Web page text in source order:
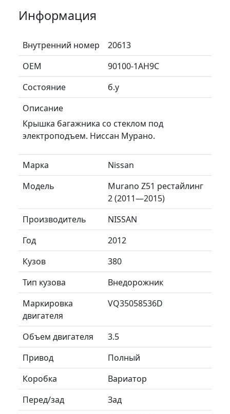
Информация
Внутренний номер
20613
ОЕМ
90100-1AH9C
Состояние
б.у
Описание
Крышка багажника со стеклом под
электроподъем. Ниссан Мурано.
Марка
Nissan
Модель
Murano Z51 рестайлинг
2 (2011—2015)
Производитель
NISSAN
Год
2012
Кузов
380
Тип кузова
Внедорожник
Маркировка
двигателя
VQ35058536D
Объем двигателя
3.5
Привод
Полный
Коробка
Вариатор
Перед/зад
Зад